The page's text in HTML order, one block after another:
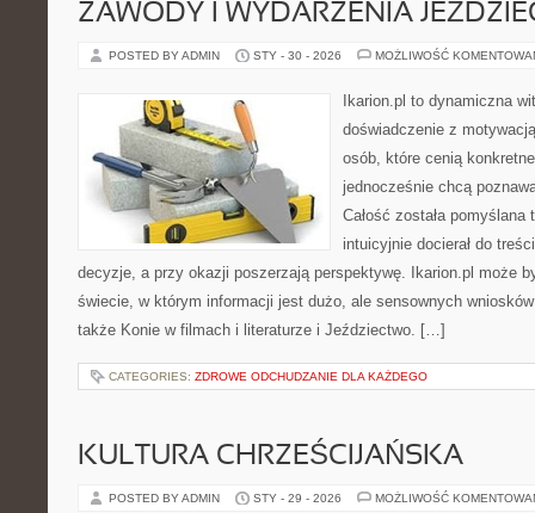
ZAWODY I WYDARZENIA
POSTED BY ADMIN STY - 30 - 2026 MOŻLIWOŚĆ
Ikarion.pl to dynamiczna
doświadczenie z
osób, które cenią
jednocześnie chcą
Całość została
intuicyjnie docierał do
decyzje, a przy okazji poszerzają perspektywę. Ikarion.pl może
świecie, w którym informacji jest dużo, ale sensownych
także Konie w filmach i literaturze i Jeździectwo. […]
CATEGORIES: ZDROWE ODCHUDZANIE DLA KAŻDEGO
KULTURA CHRZEŚCIJAŃSKA
POSTED BY ADMIN STY - 29 - 2026 MOŻLIWOŚĆ